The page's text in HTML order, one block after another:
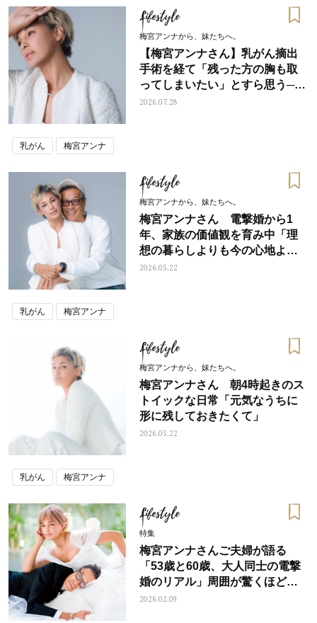
Lifestyle
梅宮アンナから、妹たちへ。
【梅宮アンナさん】乳がん摘出
手術を経て「残った方の胸も取
ってしまいたい」とすら思う──
そんな声もあることを知ってほ
2026.07.28
乳がん 梅宮アンナ
Lifestyle
梅宮アンナから、妹たちへ。
梅宮アンナさん 電撃婚から1
年、家族の価値観を育み中「理
想の暮らしよりも今の心地よさ
を選んだ」
2026.05.22
乳がん 梅宮アンナ
Lifestyle
梅宮アンナから、妹たちへ。
梅宮アンナさん 朝4時起きのス
トイックな日常「元気なうちに
形に残しておきたくて」
2026.05.22
乳がん 梅宮アンナ
Lifestyle
特集
梅宮アンナさんご夫婦が語る
「53歳と60歳、大人同士の電撃
婚のリアル」周囲が驚くほど本
音でぶつかることも
2026.02.09